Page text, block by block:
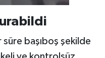
başıboş şekilde